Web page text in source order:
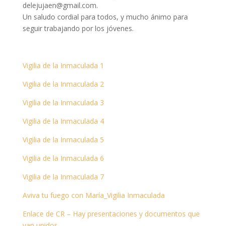
delejujaen@gmail.com.
Un saludo cordial para todos, y mucho ánimo para
seguir trabajando por los jóvenes.
Vigilia de la Inmaculada 1
Vigilia de la Inmaculada 2
Vigilia de la Inmaculada 3
Vigilia de la Inmaculada 4
Vigilia de la Inmaculada 5
Vigilia de la Inmaculada 6
Vigilia de la Inmaculada 7
Aviva tu fuego con María_Vigilia Inmaculada
Enlace de CR – Hay presentaciones y documentos que